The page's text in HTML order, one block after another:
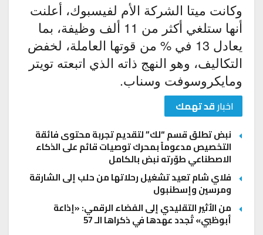
وكانت ميتا الشركة الأم لفيسبوك، أعلنت
أنها ستلغي أكثر من 11 ألف وظيفة، بما
يعادل 13 في % من قوتها العاملة، لخفض
التكاليف، وهو النهج ذاته الذي اتبعته تويتر
ومايكروسوفت وسناب.
اخبارقد تهمك
نبض تطلق قسم “لك” لتقديم تجربة محتوى فائقة
التخصيص مدعوماً بمحرك توصيات قائم على الذكاء
الاصطناعي طوّرته نبض بالكامل
فلاي شام تعيد تشغيل رحلاتها من حلب إلى الشارقة
ومرسين وإسطنبول
من الأثير التقليدي إلى الفضاء الرقمي: «إذاعة
أبوظبي» تُجدد عهدها في ذكراها الـ 57